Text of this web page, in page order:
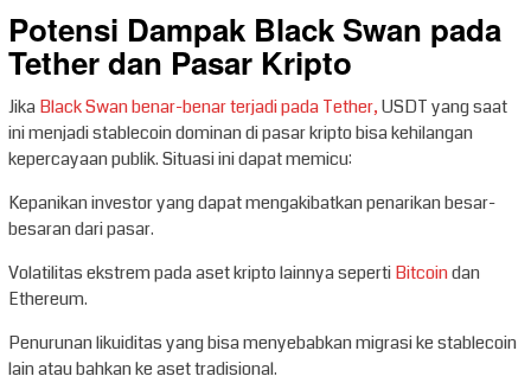
Potensi Dampak Black Swan pada
Tether dan Pasar Kripto
JikaBlack Swan benar-benar terjadi pada Tether,USDT yang saat
ini menjadi stablecoin dominan di pasar kripto bisa kehilangan
kepercayaan publik. Situasi ini dapat memicu:
Kepanikan investor yang dapat mengakibatkan penarikan besar-
besaran dari pasar.
Volatilitas ekstrem pada aset kripto lainnya sepertiBitcoindan
Ethereum.
Penurunan likuiditas yang bisa menyebabkan migrasi ke stablecoin
lain atau bahkan ke aset tradisional.